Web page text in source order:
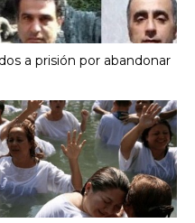
a prisión por abandonar